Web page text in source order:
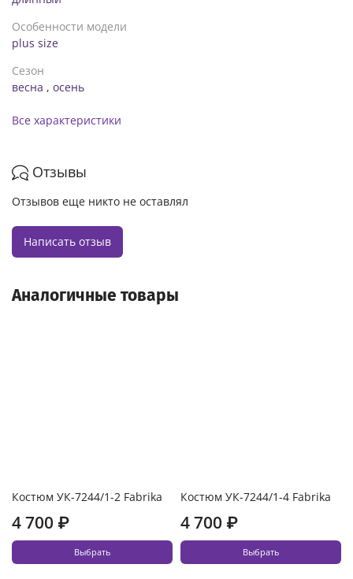
Особенности модели
plus size
Сезон
весна , осень
Все характеристики
Отзывы
Отзывов еще никто не оставлял
Написать отзыв
Аналогичные товары
Костюм УК-7244/1-2 Fabrika
4 700 ₽
Выбрать
Костюм УК-7244/1-4 Fabrika
4 700 ₽
Выбрать